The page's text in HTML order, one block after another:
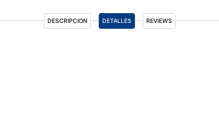
DESCRIPCION DETALLES REVIEWS